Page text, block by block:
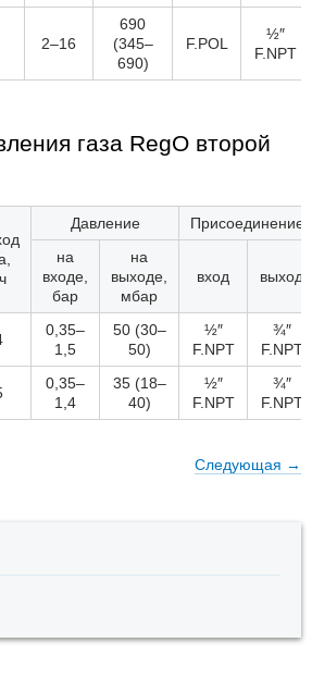
2–16
690
(345–
690)
F.POL
½″
F.NPT
газа RegO второй
Давление
Присоединение
на
входе,
бар
на
выходе,
мбар
вход выход
0,35–
1,5
50 (30–
50)
½″
F.NPT
¾″
F.NPT
0,35–
1,4
35 (18–
40)
½″
F.NPT
¾″
F.NPT
Следующая →